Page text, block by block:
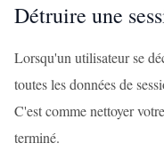
Détruire une
Lorsqu'un utilisateur se
toutes les données de
C'est comme nettoyer
terminé.